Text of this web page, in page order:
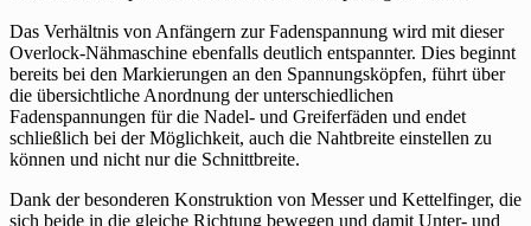
Das Verhältnis von Anfängern zur Fadenspannung wird mit dieser
Overlock-Nähmaschine ebenfalls deutlich entspannter. Dies beginnt
bereits bei den Markierungen an den Spannungsköpfen, führt über
die übersichtliche Anordnung der unterschiedlichen
Fadenspannungen für die Nadel- und Greiferfäden und endet
schließlich bei der Möglichkeit, auch die Nahtbreite einstellen zu
können und nicht nur die Schnittbreite.
Dank der besonderen Konstruktion von Messer und Kettelfinger, die
sich beide in die gleiche Richtung bewegen und damit Unter- und